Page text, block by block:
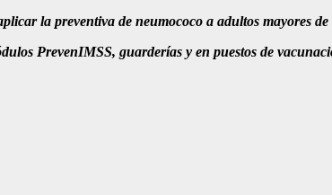
la preventiva de neumococo a adultos mayores de
PrevenIMSS, guarderías y en puestos de